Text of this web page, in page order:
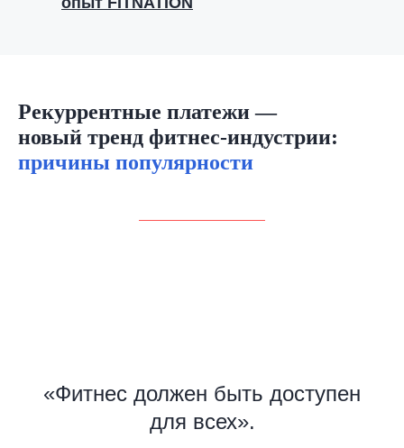
Рекуррентные платежи —
новый тренд фитнес-индустрии:
причины популярности
«Фитнес должен быть доступен
для всех».